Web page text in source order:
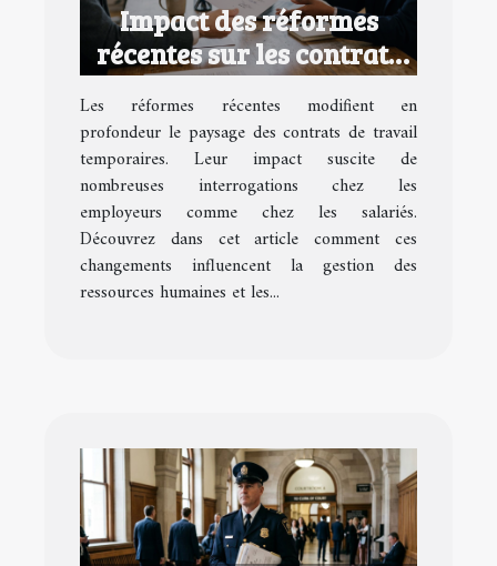
Impact des réformes
récentes sur les contrats
de travail temporaires
Les réformes récentes modifient en
profondeur le paysage des contrats de travail
temporaires. Leur impact suscite de
nombreuses interrogations chez les
employeurs comme chez les salariés.
Découvrez dans cet article comment ces
changements influencent la gestion des
ressources humaines et les...